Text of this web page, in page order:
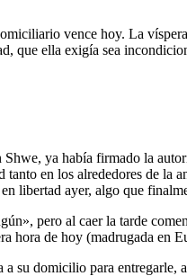
vence hoy. La
que ella exigía sea
ya había firmado la
en los alrededores de la
libertad ayer, algo que
pero al caer la tarde
hora de hoy (madrugada en
su domicilio para entregarle,